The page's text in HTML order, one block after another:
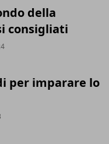
della
consigliati
per imparare lo